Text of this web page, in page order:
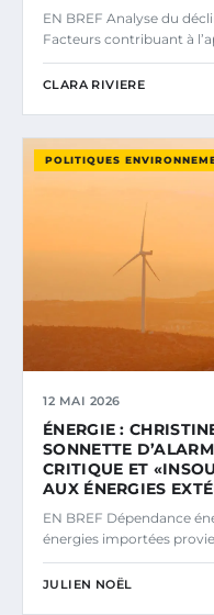
EN BREF Analyse du
Facteurs contribuant à
CLARA RIVIERE
POLITIQUES
12 MAI 2026
ÉNERGIE :
SONNETTE
CRITIQUE ET
AUX ÉNERGIES
EN BREF Dépendance
énergies importées
JULIEN NOËL